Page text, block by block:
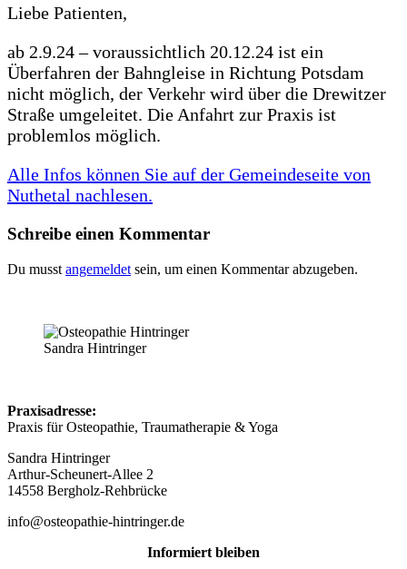
Liebe Patienten,
ab 2.9.24 – voraussichtlich 20.12.24 ist ein
Überfahren der Bahngleise in Richtung Potsdam
nicht möglich, der Verkehr wird über die Drewitzer
Straße umgeleitet. Die Anfahrt zur Praxis ist
problemlos möglich.
Alle Infos können Sie auf der Gemeindeseite von
Nuthetal nachlesen.
Schreibe einen Kommentar
Du musst angemeldet sein, um einen Kommentar abzugeben.
Sandra Hintringer
Praxisadresse:
Praxis für Osteopathie, Traumatherapie & Yoga
Sandra Hintringer
Arthur-Scheunert-Allee 2
14558 Bergholz-Rehbrücke
info@osteopathie-hintringer.de
Informiert bleiben